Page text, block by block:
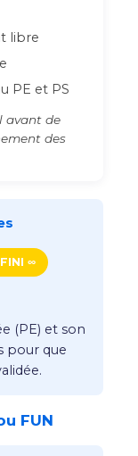
libre
PE et PS
avant de
des
∞
(PE) et son
pour que
FUN